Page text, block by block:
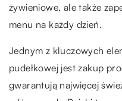
żywieniowe, ale także
menu na każdy dzień.
Jednym z kluczowych
pudełkowej jest zakup
gwarantują najwięcej